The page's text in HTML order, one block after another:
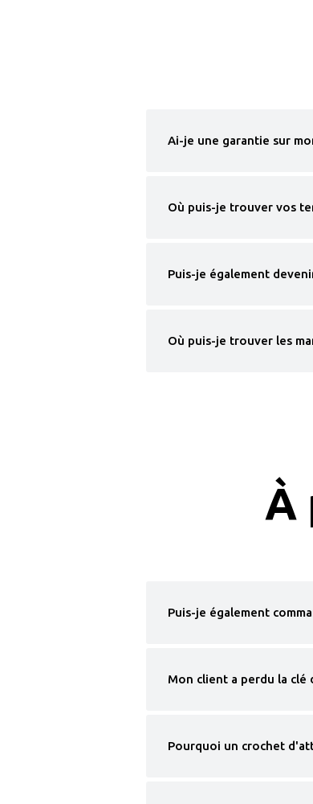
Ai-je une garantie sur
Où puis-je trouver vos
Puis-je également
Où puis-je trouver les
À
Puis-je également
Mon client a perdu la clé
Pourquoi un crochet